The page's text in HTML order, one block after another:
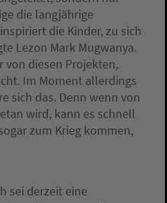
die langjährige
die Kinder, zu sich
Lezon Mark Mugwanya.
von diesen Projekten,
Im Moment allerdings
sich das. Denn wenn von
wird, kann es schnell
zum Krieg kommen,
sei derzeit eine